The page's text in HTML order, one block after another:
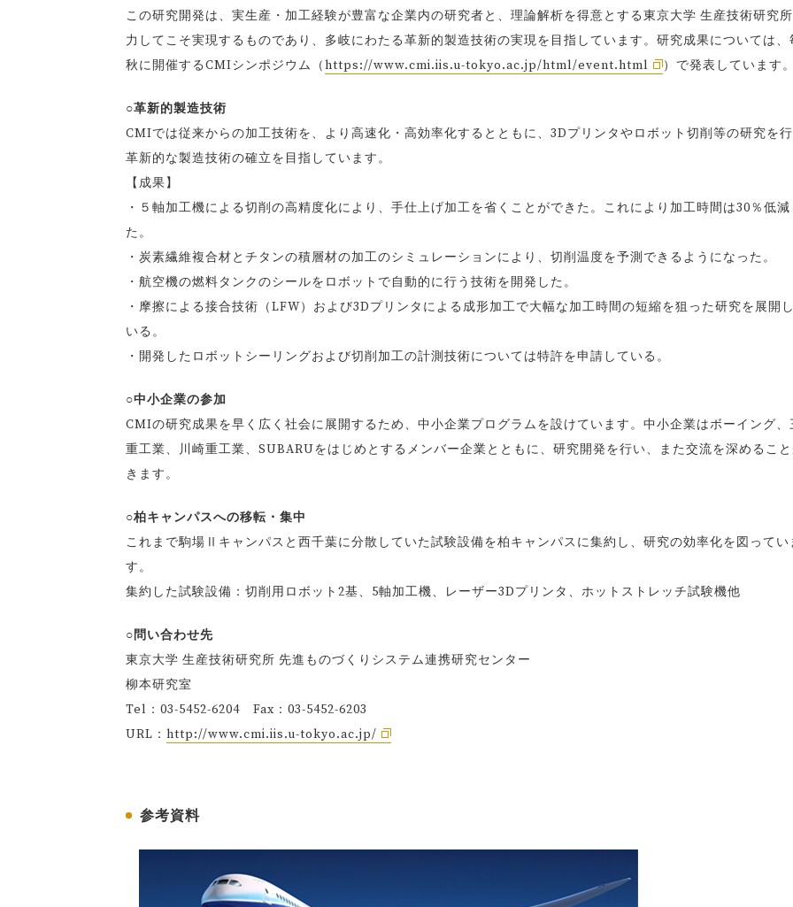
この研究開発は、実生産・加工経験が豊富な企業内の研究者と、理論解析を得意とする東京大学 生産技術研究
力してこそ実現するものであり、多岐にわたる革新的製造技術の実現を目指しています。研究成果については、
秋に開催するCMIシンポジウム（https://www.cmi.iis.u-tokyo.ac.jp/html/event.html ）で発表しています
○革新的製造技術
CMIでは従来からの加工技術を、より高速化・高効率化するとともに、3Dプリンタやロボット切削等の研究を
革新的な製造技術の確立を目指しています。
【成果】
・５軸加工機による切削の高精度化により、手仕上げ加工を省くことができた。これにより加工時間は30％低
た。
・炭素繊維複合材とチタンの積層材の加工のシミュレーションにより、切削温度を予測できるようになった。
・航空機の燃料タンクのシールをロボットで自動的に行う技術を開発した。
・摩擦による接合技術（LFW）および3Dプリンタによる成形加工で大幅な加工時間の短縮を狙った研究を展開
いる。
・開発したロボットシーリングおよび切削加工の計測技術については特許を申請している。
○中小企業の参加
CMIの研究成果を早く広く社会に展開するため、中小企業プログラムを設けています。中小企業はボーイング、
重工業、川崎重工業、SUBARUをはじめとするメンバー企業とともに、研究開発を行い、また交流を深めるこ
きます。
○柏キャンパスへの移転・集中
これまで駒場Ⅱキャンパスと西千葉に分散していた試験設備を柏キャンパスに集約し、研究の効率化を図ってい
す。
集約した試験設備：切削用ロボット2基、5軸加工機、レーザー3Dプリンタ、ホットストレッチ試験機他
○問い合わせ先
東京大学 生産技術研究所 先進ものづくりシステム連携研究センター
柳本研究室
Tel：03-5452-6204 Fax：03-5452-6203
URL： http://www.cmi.iis.u-tokyo.ac.jp/
参考資料